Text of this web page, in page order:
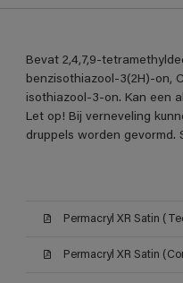
Bevat 2,4,7,9-
benzisothiazool-3(2H)-on,
isothiazool-3-on. Kan een
Let op! Bij verneveling
druppels worden gevormd.
Permacryl XR Satin
Permacryl XR Satin